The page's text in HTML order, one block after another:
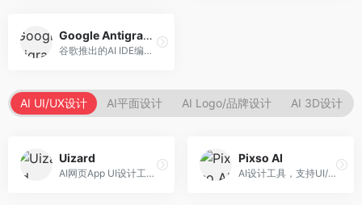
Google Antigravity
谷歌推出的AI IDE编程智能体，整合Google Cloud服务。面向谷歌生态开发者，提供智能编程辅助、云服务集成等功能。
AI UI/UX设计 AI平面设计 AI Logo/品牌设计 AI 3D设计
Uizard
AI网页App UI设计工具，专注于快速界面生成。面向产品经理和设计师，提供线框图转UI、界面生成、设计优化等服务，设计速度快。
Pixso AI
AI设计工具，支持UI/UX设计全流程。面向设计师和产品团队，提供界面生成、设计优化、协作评审等服务，国产替代方案，团队协作便捷。